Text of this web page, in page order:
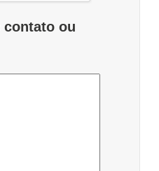
contato ou